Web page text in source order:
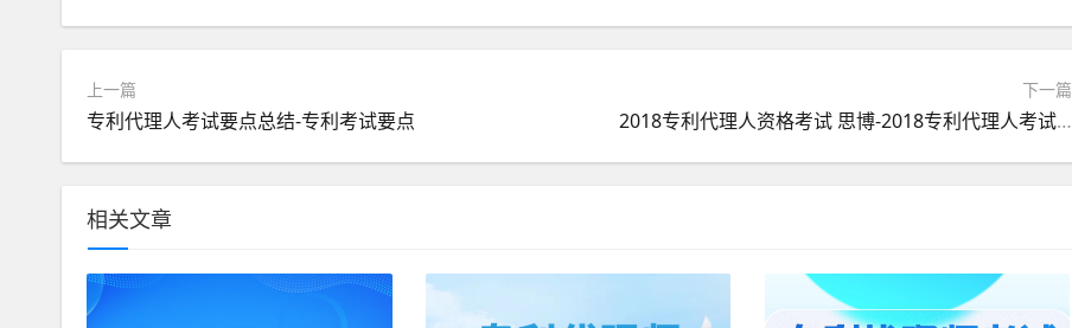
上一篇
专利代理人考试要点总结-专利考试要点
下一篇
2018专利代理人资格考试 思博-2018专利代理人考试思博
相关文章